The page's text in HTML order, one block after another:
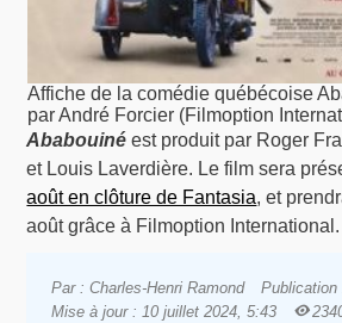
Affiche de la comédie québécoise
par André Forcier (Filmoption
Ababouiné est produit par Roger
et Louis Laverdière. Le film sera
août en clôture de Fantasia, et
août grâce à Filmoption International.
Par : Charles-Henri Ramond
Publication
Mise à jour : 10 juillet 2024, 5:43